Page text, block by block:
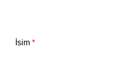
İsim *